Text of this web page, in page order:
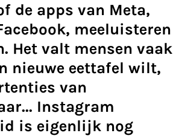
de apps van Meta,
meeluisteren
Het valt mensen vaak
nieuwe eettafel wilt,
van
Instagram
is eigenlijk nog